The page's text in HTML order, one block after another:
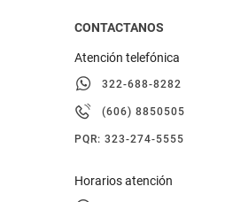
otros
hogar
CONTACTANOS
Atención telefónica
322-688-8282
(606) 8850505
PQR: 323-274-5555
Horarios atención